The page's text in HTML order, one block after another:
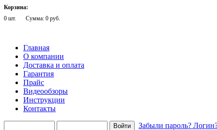
Корзина:
0 шт.
Сумма: 0 руб.
Главная
О компании
Доставка и оплата
Гарантия
Прайс
Видеообзоры
Инструкции
Контакты
Забыли пароль?